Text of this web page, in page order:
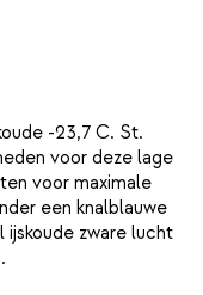
-23,7 C. St.
voor deze lage
voor maximale
een knalblauwe
zware lucht